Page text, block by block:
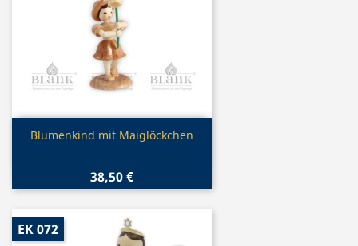
Vorschau
Blumenkind mit Maiglöckchen
38,50 €
EK 072